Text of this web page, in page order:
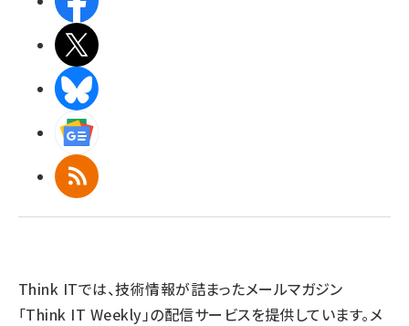
RSS
Think ITでは、技術情報が詰まったメールマガジン
「Think IT Weekly」の配信サービスを提供しています。メ